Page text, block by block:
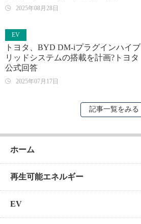
2025年08月28日
EV
トヨタ、BYD DM-iプラグインハイブ
リッドシステムの搭載を計画?トヨタ
公式回答
2025年07月17日
記事一覧をみる
ホーム
再生可能エネルギー
EV